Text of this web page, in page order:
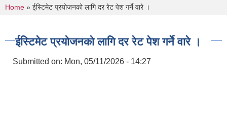
You are here
Home » ईस्टिमेट प्रयोजनको लागि दर रेट पेश गर्ने वारे ।
ईस्टिमेट प्रयोजनको लागि दर रेट पेश गर्ने वारे ।
Submitted on: Mon, 05/11/2026 - 14:27